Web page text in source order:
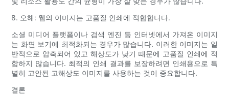
8. 오해: 웹의 이미지는 고품질 인쇄에 적합합니다.
소셜 미디어 플랫폼이나 검색 엔진 등 인터넷에서 가져온 이미지
는 화면 보기에 최적화되는 경우가 많습니다. 이러한 이미지는 일
반적으로 압축되어 있고 해상도가 낮기 때문에 고품질 인쇄에 적
합하지 않습니다. 최적의 인쇄 결과를 보장하려면 인쇄용으로 특
별히 고안된 고해상도 이미지를 사용하는 것이 중요합니다.
결론